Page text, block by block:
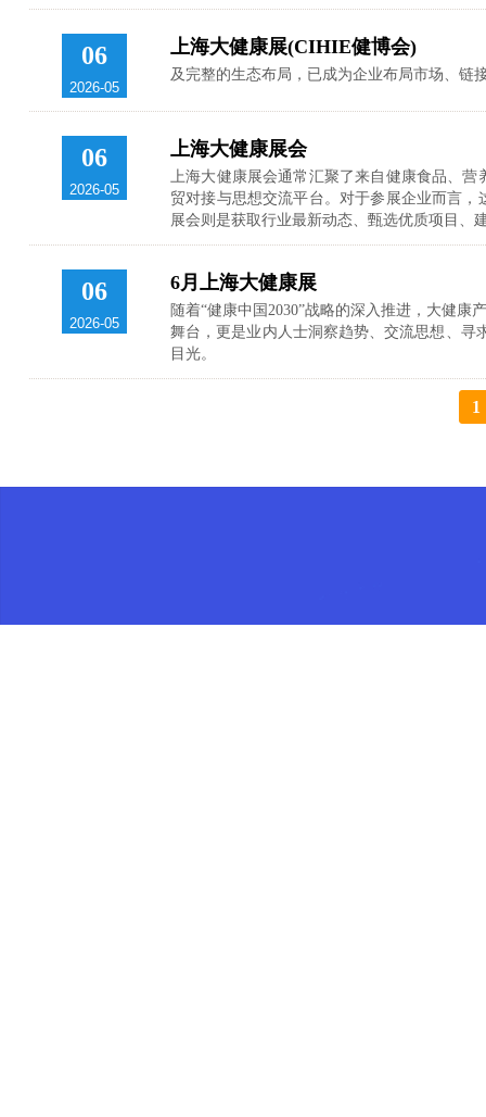
06
2026-05
上海大健康展(CIHIE健博会)
及完整的生态布局，已成为企业布局市场、链
06
2026-05
上海大健康展会
上海大健康展会通常汇聚了来自健康食品、
贸对接与思想交流平台。对于参展企业而言
展会则是获取行业最新动态、甄选优质项目、
06
2026-05
6月上海大健康展
随着“健康中国2030”战略的深入推进，大健
舞台，更是业内人士洞察趋势、交流思想、寻
目光。
1